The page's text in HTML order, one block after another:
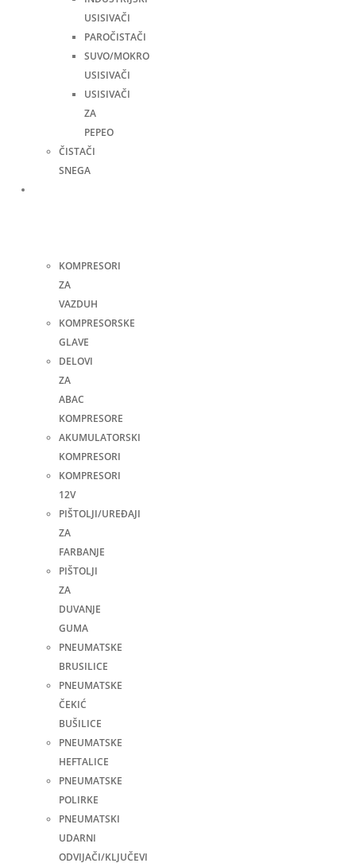
USISIVAČI
PAROČISTAČI
SUVO/MOKRO
USISIVAČI
USISIVAČI
ZA
PEPEO
ČISTAČI
SNEGA
KOMPRESORI
ZA
VAZDUH
KOMPRESORSKE
GLAVE
DELOVI
ZA
ABAC
KOMPRESORE
AKUMULATORSKI
KOMPRESORI
KOMPRESORI
12V
PIŠTOLJI/UREĐAJI
ZA
FARBANJE
PIŠTOLJI
ZA
DUVANJE
GUMA
PNEUMATSKE
BRUSILICE
PNEUMATSKE
ČEKIĆ
BUŠILICE
PNEUMATSKE
HEFTALICE
PNEUMATSKE
POLIRKE
PNEUMATSKI
UDARNI
ODVIJAČI/KLJUČEVI